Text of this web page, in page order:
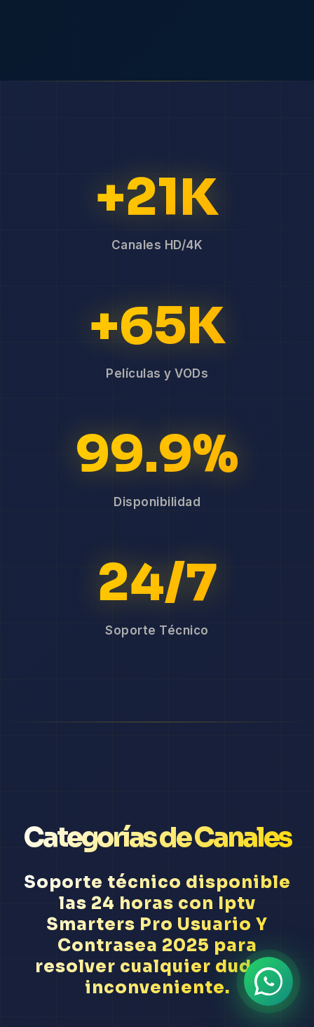
+21K
Canales HD/4K
+65K
Películas y VODs
99.9%
Disponibilidad
24/7
Soporte Técnico
Categorías de Canales
Soporte técnico disponible
las 24 horas con Iptv
Smarters Pro Usuario Y
Contrasea 2025 para
resolver cualquier duda o
inconveniente.